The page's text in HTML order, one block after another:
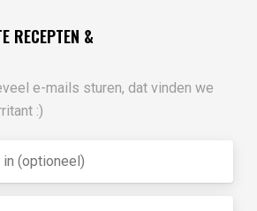
RECEPTEN &
e-mails sturen, dat vinden we
:)